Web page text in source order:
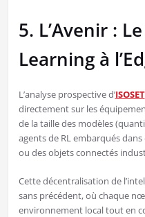
5. L’Avenir :
Learning à
L’analyse prospective d’ISOSET
directement sur les
de la taille des modèles
agents de RL embarqués
ou des objets connectés
Cette décentralisation de
sans précédent, où chaque
environnement local tout en